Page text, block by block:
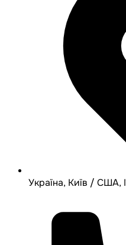
Україна, Київ / США,